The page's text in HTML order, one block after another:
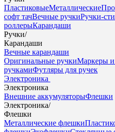
ПластиковыеМеталлические
софт тачВечные ручкиРучки-
роллерыКарандаши
Ручки/
Карандаши
Вечные карандаши
Оригинальные ручкиМаркеры и
ручкамиФутляры для ручек
Электроника
Электроника
Внешние аккумуляторыФлешки
Электроника/
Флешки
Металлические флешки